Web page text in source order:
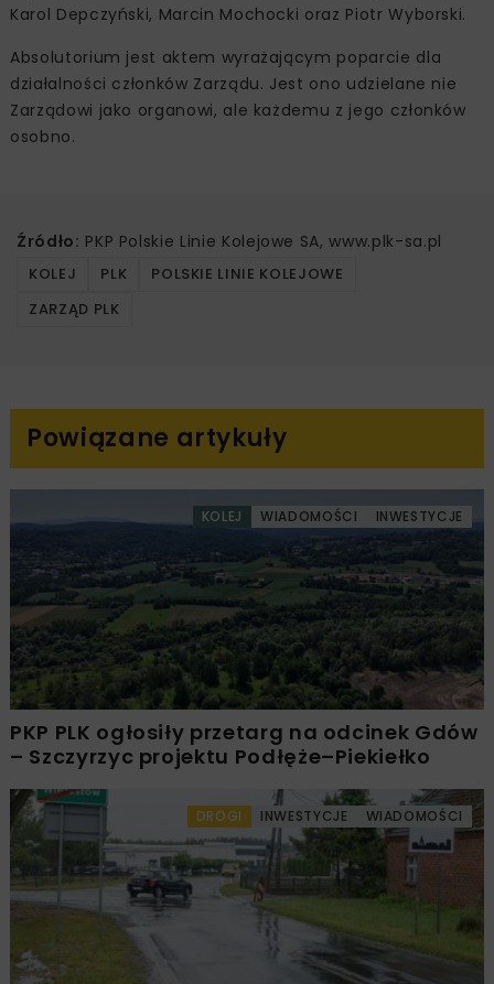
Karol Depczyński, Marcin Mochocki oraz Piotr Wyborski.
Absolutorium jest aktem wyrażającym poparcie dla
działalności członków Zarządu. Jest ono udzielane nie
Zarządowi jako organowi, ale każdemu z jego członków
osobno.
Źródło: PKP Polskie Linie Kolejowe SA, www.plk-sa.pl
KOLEJ PLK
POLSKIE LINIE KOLEJOWE
ZARZĄD PLK
Powiązane artykuły
KOLEJ WIADOMOŚCI INWESTYCJE
PKP PLK ogłosiły przetarg na odcinek Gdów
– Szczyrzyc projektu Podłęże–Piekiełko
DROGI INWESTYCJE WIADOMOŚCI